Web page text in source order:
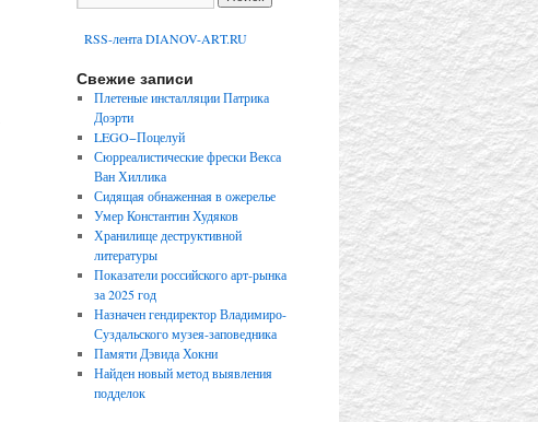
RSS-лента DIANOV-ART.RU
Свежие записи
Плетеные инсталляции Патрика
Доэрти
LEGO−Поцелуй
Сюрреалистические фрески Векса
Ван Хиллика
Сидящая обнаженная в ожерелье
Умер Константин Худяков
Хранилище деструктивной
литературы
Показатели российского арт-рынка
за 2025 год
Назначен гендиректор Владимиро-
Суздальского музея-заповедника
Памяти Дэвида Хокни
Найден новый метод выявления
подделок